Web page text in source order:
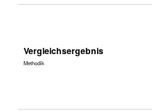
Vergleichsergebnis
Methodik